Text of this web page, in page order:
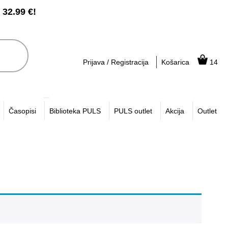
32.99 €!
Časopisi Biblioteka PULS PULS outlet Akcija Outlet
Prijava / Registracija Košarica 14